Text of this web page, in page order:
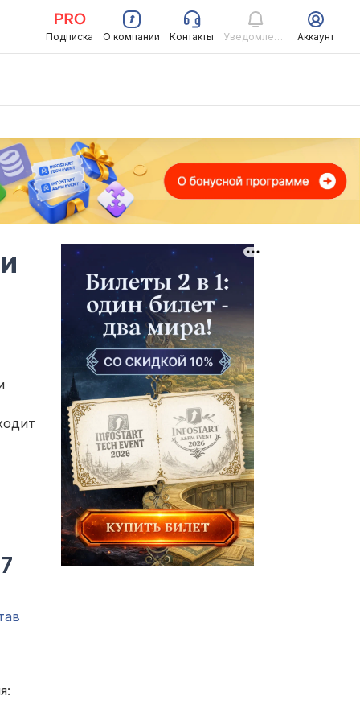
Подписка О компании Контакты Уведомления Аккаунт